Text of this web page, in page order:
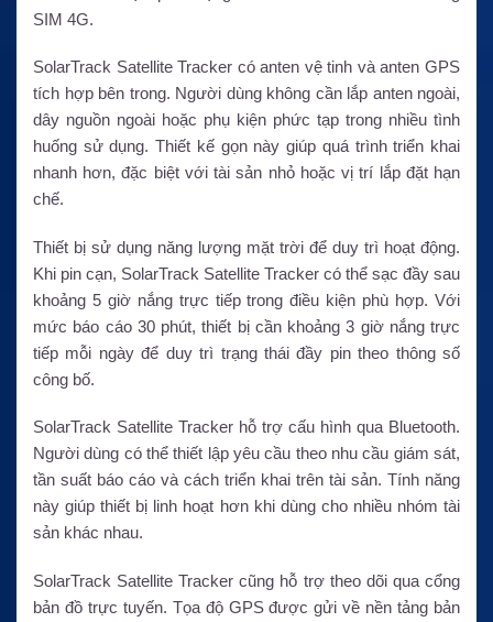
SIM 4G.
SolarTrack Satellite Tracker có anten vệ tinh và anten GPS
tích hợp bên trong. Người dùng không cần lắp anten ngoài,
dây nguồn ngoài hoặc phụ kiện phức tạp trong nhiều tình
huống sử dụng. Thiết kế gọn này giúp quá trình triển khai
nhanh hơn, đặc biệt với tài sản nhỏ hoặc vị trí lắp đặt hạn
chế.
Thiết bị sử dụng năng lượng mặt trời để duy trì hoạt động.
Khi pin cạn, SolarTrack Satellite Tracker có thể sạc đầy sau
khoảng 5 giờ nắng trực tiếp trong điều kiện phù hợp. Với
mức báo cáo 30 phút, thiết bị cần khoảng 3 giờ nắng trực
tiếp mỗi ngày để duy trì trạng thái đầy pin theo thông số
công bố.
SolarTrack Satellite Tracker hỗ trợ cấu hình qua Bluetooth.
Người dùng có thể thiết lập yêu cầu theo nhu cầu giám sát,
tần suất báo cáo và cách triển khai trên tài sản. Tính năng
này giúp thiết bị linh hoạt hơn khi dùng cho nhiều nhóm tài
sản khác nhau.
SolarTrack Satellite Tracker cũng hỗ trợ theo dõi qua cổng
bản đồ trực tuyến. Tọa độ GPS được gửi về nền tảng bản